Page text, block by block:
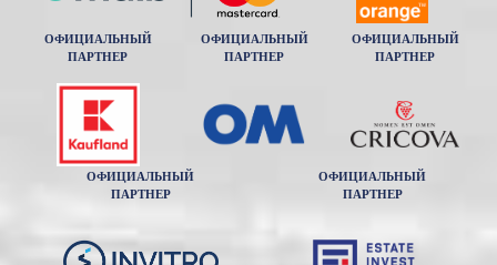
ОФИЦИАЛЬНЫЙ
ПАРТНЕР
ОФИЦИАЛЬНЫЙ
ПАРТНЕР
ОФИЦИАЛЬНЫЙ
ПАРТНЕР
ОФИЦИАЛЬНЫЙ
ПАРТНЕР
ОФИЦИАЛЬНЫЙ
ПАРТНЕР